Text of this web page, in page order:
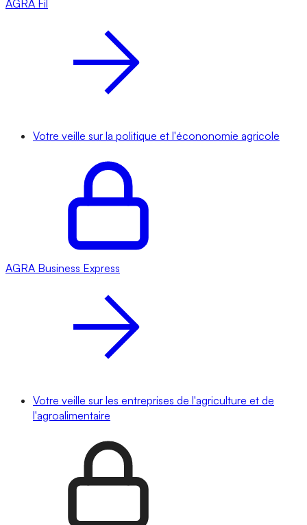
AGRA Fil
Votre veille sur la politique et l'écononomie agricole
AGRA Business Express
Votre veille sur les entreprises de l'agriculture et de
l'agroalimentaire